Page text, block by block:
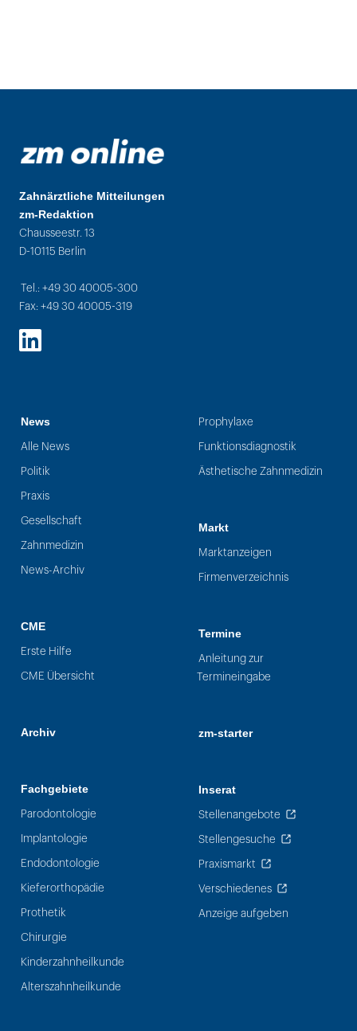
Zahnärztliche Mitteilungen
zm-Redaktion
Chausseestr. 13
D-10115 Berlin
Tel.: +49 30 40005-300
Fax: +49 30 40005-319
LinkedIn
News
Alle News
Politik
Praxis
Gesellschaft
Zahnmedizin
News-Archiv
CME
Erste Hilfe
CME Übersicht
Archiv
Fachgebiete
Parodontologie
Implantologie
Endodontologie
Kieferorthopädie
Prothetik
Chirurgie
Kinderzahnheilkunde
Alterszahnheilkunde
Prophylaxe
Funktionsdiagnostik
Ästhetische Zahnmedizin
Markt
Marktanzeigen
Firmenverzeichnis
Termine
Anleitung zur
Termineingabe
zm-starter
Inserat
Stellenangebote
Stellengesuche
Praxismarkt
Verschiedenes
Anzeige aufgeben